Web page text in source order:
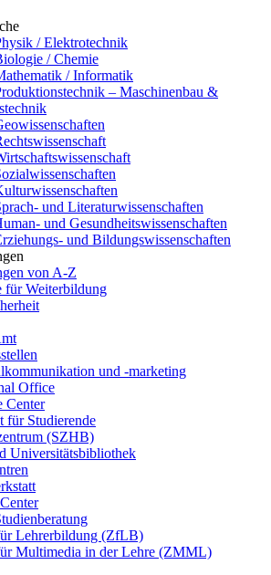
/ Elektrotechnik
/ Chemie
/ Informatik
– Maschinenbau &
und Literaturwissenschaften
und Gesundheitswissenschaften
und Bildungswissenschaften
von A-Z
für Weiterbildung
und -marketing
Office
Center
für Studierende
(SZHB)
Universitätsbibliothek
Lehrerbildung (ZfLB)
Multimedia in der Lehre (ZMML)